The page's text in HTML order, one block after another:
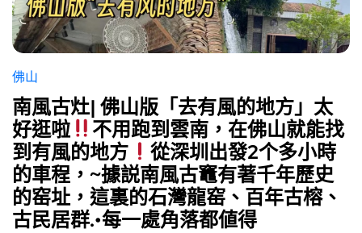
佛山
南風古灶| 佛山版「去有風的地方」太
好逛啦
不用跑到雲南，在佛山就能找
到有風的地方
從深圳出發2个多小時
的車程，~據説南風古竈有著千年歷史
的窑址，這裏的石灣龍窑、百年古榕、
古民居群.•每一處角落都値得